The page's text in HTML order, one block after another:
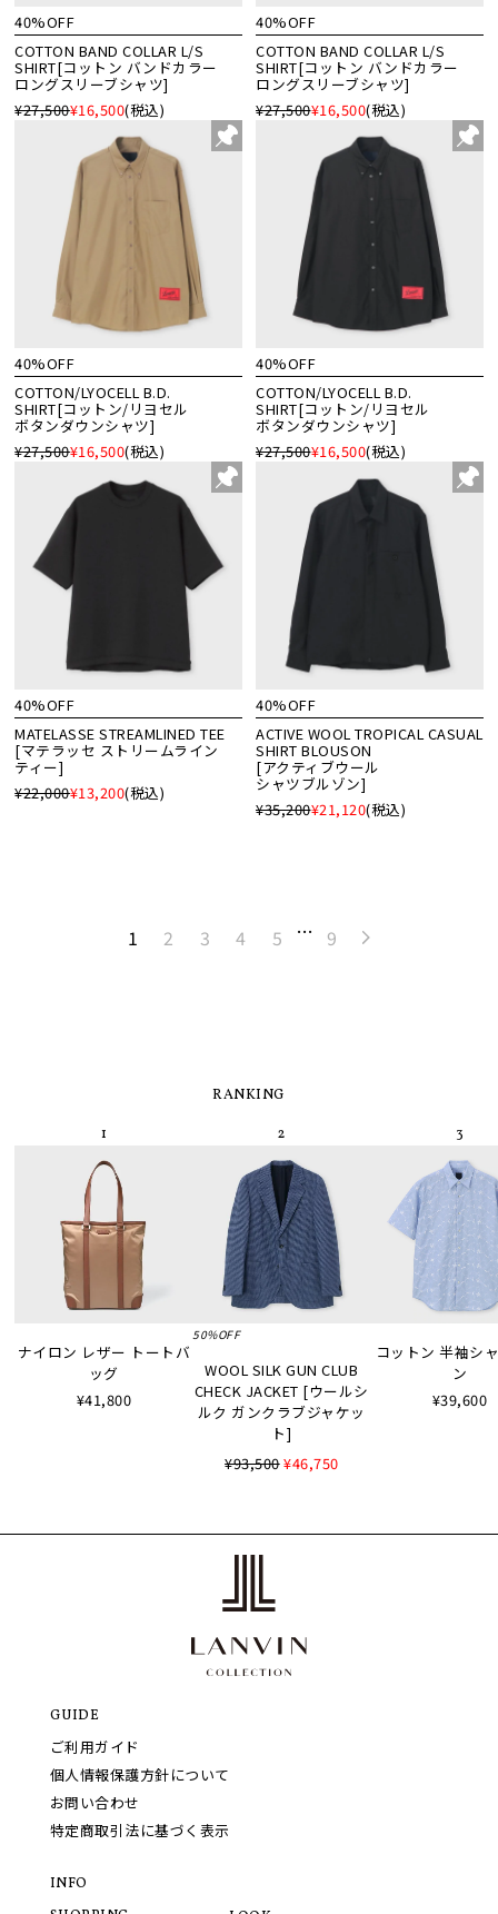
40%OFF
COTTON BAND COLLAR L/S
SHIRT[コットン バンドカラー
ロングスリーブシャツ]
¥27,500¥16,500(税込)
40%OFF
COTTON BAND COLLAR L/S
SHIRT[コットン バンドカラー
ロングスリーブシャツ]
¥27,500¥16,500(税込)
40%OFF
COTTON/LYOCELL B.D.
SHIRT[コットン/リヨセル
ボタンダウンシャツ]
¥27,500¥16,500(税込)
40%OFF
COTTON/LYOCELL B.D.
SHIRT[コットン/リヨセル
ボタンダウンシャツ]
¥27,500¥16,500(税込)
40%OFF
MATELASSE STREAMLINED TEE
[マテラッセ ストリームライン
ティー]
¥22,000¥13,200(税込)
40%OFF
ACTIVE WOOL TROPICAL CASUAL
SHIRT BLOUSON
[アクティブウール
シャツブルゾン]
¥35,200¥21,120(税込)
1 2 3 4 5 … 9
RANKING
ナイロン レザー トートバ
ッグ
¥41,800
50%OFF
WOOL SILK GUN CLUB
CHECK JACKET [ウールシ
ルク ガンクラブジャケッ
ト]
¥93,500¥46,750
コットン 半袖シ
ン
¥39,600
GUIDE
ご利用ガイド
個人情報保護方針について
お問い合わせ
特定商取引法に基づく表示
INFO